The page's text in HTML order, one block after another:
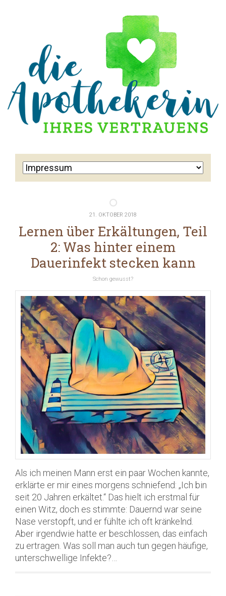
21. OKTOBER 2018
Lernen über Erkältungen, Teil
2: Was hinter einem
Dauerinfekt stecken kann
Schon gewusst?
Als ich meinen Mann erst ein paar Wochen kannte,
erklärte er mir eines morgens schniefend: „Ich bin
seit 20 Jahren erkältet.“ Das hielt ich erstmal für
einen Witz, doch es stimmte: Dauernd war seine
Nase verstopft, und er fühlte ich oft kränkelnd.
Aber irgendwie hatte er beschlossen, das einfach
zu ertragen. Was soll man auch tun gegen häufige,
unterschwellige Infekte?…